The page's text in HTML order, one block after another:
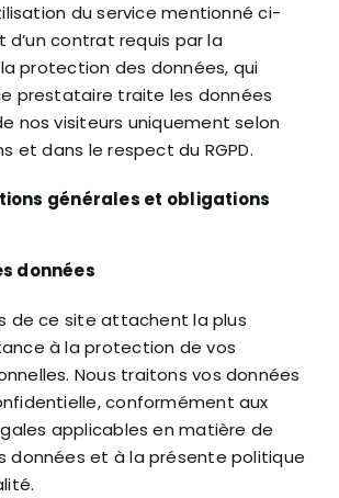
du service mentionné ci-
d’un contrat requis par la
protection des données, qui
prestataire traite les données
nos visiteurs uniquement selon
et dans le respect du RGPD.
générales et obligations
données
de ce site attachent la plus
à la protection de vos
Nous traitons vos données
conformément aux
applicables en matière de
données et à la présente politique